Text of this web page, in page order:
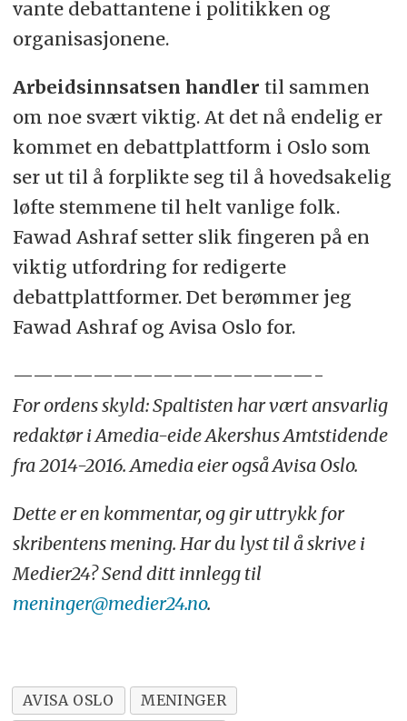
vante debattantene i politikken og
organisasjonene.
Arbeidsinnsatsen handler til sammen
om noe svært viktig. At det nå endelig er
kommet en debattplattform i Oslo som
ser ut til å forplikte seg til å hovedsakelig
løfte stemmene til helt vanlige folk.
Fawad Ashraf setter slik fingeren på en
viktig utfordring for redigerte
debattplattformer. Det berømmer jeg
Fawad Ashraf og Avisa Oslo for.
———————————————-
For ordens skyld: Spaltisten har vært ansvarlig
redaktør i Amedia-eide Akershus Amtstidende
fra 2014-2016. Amedia eier også Avisa Oslo.
Dette er en kommentar, og gir uttrykk for
skribentens mening. Har du lyst til å skrive i
Medier24? Send ditt innlegg til
meninger@medier24.no.
AVISA OSLO
MENINGER